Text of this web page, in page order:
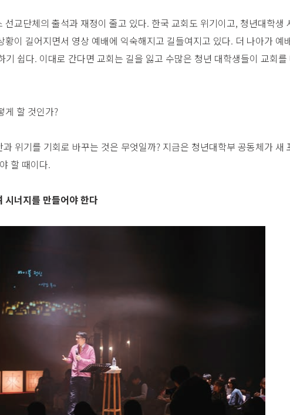
교단체의 출석과 재정이 줄고 있다. 한국 교회도 위기이고, 청년대학생
이 길어지면서 영상 예배에 익숙해지고 길들여지고 있다. 더 나아가 예
쉽다. 이대로 간다면 교회는 길을 잃고 수많은 청년 대학생들이 교회를
게 할 것인가?
위기를 기회로 바꾸는 것은 무엇일까? 지금은 청년대학부 공동체가 새
할 때이다.
시너지를 만들어야 한다